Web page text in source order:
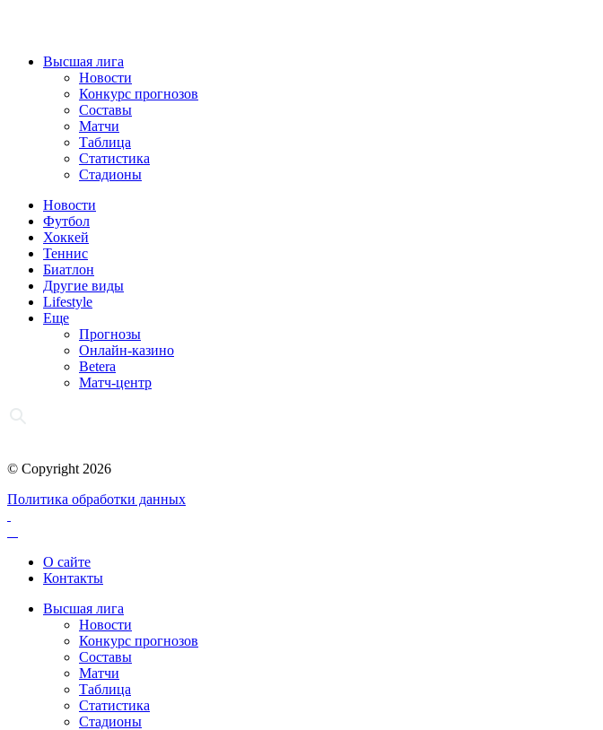
Высшая лига
Новости
Конкурс прогнозов
Составы
Матчи
Таблица
Статистика
Стадионы
Новости
Футбол
Хоккей
Теннис
Биатлон
Другие виды
Lifestyle
Еще
Прогнозы
Онлайн-казино
Betera
Матч-центр
© Copyright 2026
Политика обработки данных
О сайте
Контакты
Высшая лига
Новости
Конкурс прогнозов
Составы
Матчи
Таблица
Статистика
Стадионы